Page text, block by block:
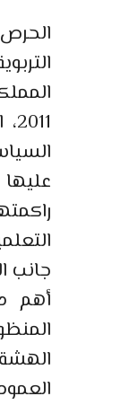
جانب
أهم